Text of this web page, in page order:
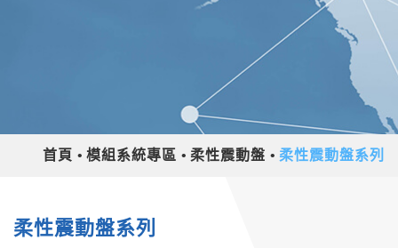
首頁 模組系統專區 柔性震動盤 柔性震動盤系列
柔性震動盤系列